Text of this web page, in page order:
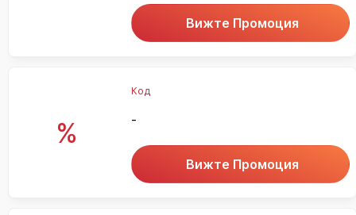
Вижте Промоция
%
Код
-
Вижте Промоция